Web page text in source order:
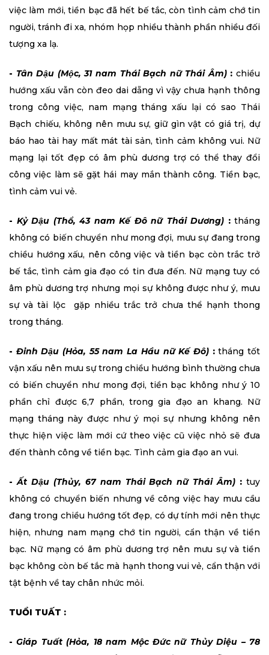
việc làm mới, tiền bạc đã hết bế tắc, còn tình cảm chớ tin
người, tránh đi xa, nhóm họp nhiều thành phần nhiều đối
tượng xa lạ.
- Tân Dậu (Mộc, 31 nam Thái Bạch nữ Thái Âm) : chiều
hướng xấu vẫn còn đeo dai dẵng vì vậy chưa hạnh thông
trong công việc, nam mạng tháng xấu lại có sao Thái
Bạch chiếu, không nên mưu sự, giữ gìn vật có giá trị, dự
báo hao tài hay mất mát tài sản, tình cảm không vui. Nữ
mạng lại tốt đẹp có âm phù dương trợ có thể thay đổi
công việc làm sẽ gặt hái may mắn thành công. Tiền bạc,
tình cảm vui vẻ.
- Kỷ Dậu (Thổ, 43 nam Kế Đô nữ Thái Dương) :tháng
không có biến chuyển như mong đợi, mưu sự đang trong
chiều hướng xấu, nên công việc và tiền bạc còn trắc trở
bế tắc, tình cảm gia đạo có tin đưa đến. Nữ mạng tuy có
âm phù dương trợ nhưng mọi sự không được như ý, mưu
sự và tài lộc gặp nhiều trắc trở chưa thể hạnh thong
trong tháng.
- Đinh Dậu (Hỏa, 55 nam La Hầu nữ Kế Đô) :tháng tốt
vận xấu nên mưu sự trong chiều hướng bình thường chưa
có biến chuyển như mong đợi, tiền bạc không như ý 10
phần chỉ được 6,7 phần, trong gia đạo an khang. Nữ
mạng tháng này được như ý mọi sự nhưng không nên
thực hiện việc làm mới cứ theo việc cũ việc nhỏ sẽ đưa
đến thành công về tiền bạc. Tình cảm gia đạo an vui.
-Ất Dậu (Thủy, 67 nam Thái Bạch nữ Thái Âm) : tuy
không có chuyển biến nhưng về công việc hay mưu cầu
đang trong chiều hướng tốt đẹp, có dự tính mới nên thực
hiện, nhưng nam mạng chớ tin người, cẩn thận về tiền
bạc. Nữ mạng có âm phù dương trợ nên mưu sự và tiền
bạc không còn bế tắc mà hạnh thong vui vẻ, cẩn thận với
tật bệnh về tay chân nhức mỏi.
TUỔI TUẤT :
-Giáp Tuất (Hỏa, 18 nam Mộc Đức nữ Thủy Diệu – 78